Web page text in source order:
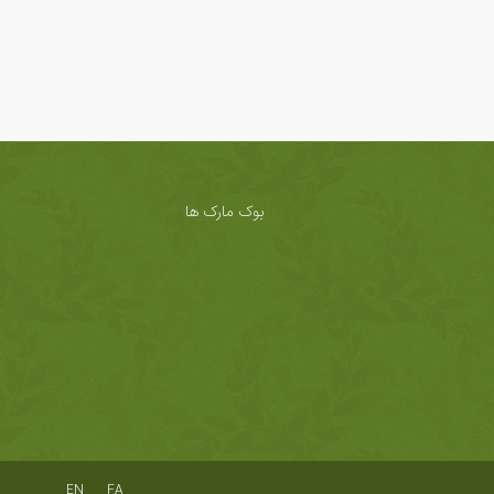
بوک مارک ها